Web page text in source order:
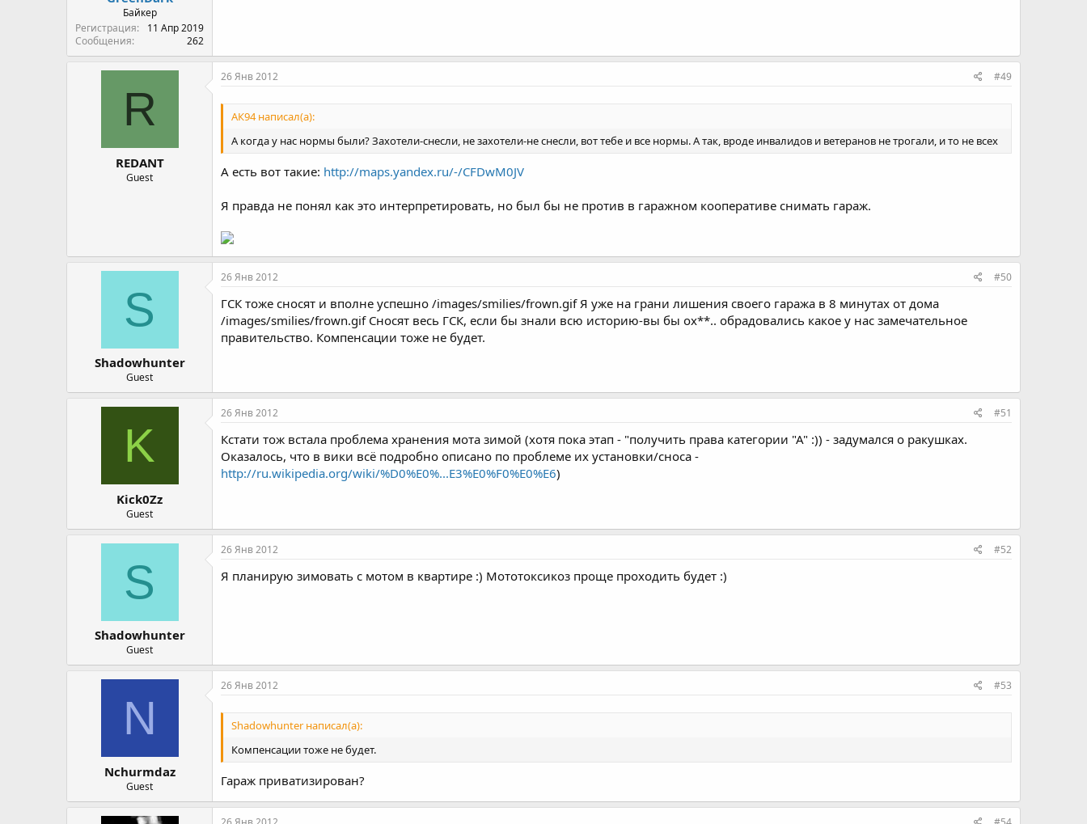
Байкер
Регистрация
11 Апр 2019
Сообщения
262
R
REDANT
Guest
26 Янв 2012 #49
АК94 написал(а):
А когда у нас нормы были? Захотели-снесли, не захотели-не снесли, вот тебе и все нормы. А так, вроде инвалидов и ветеранов не трогали, и то не всех
А есть вот такие: http://maps.yandex.ru/-/CFDwM0JV
Я правда не понял как это интерпретировать, но был бы не против в гаражном кооперативе снимать гараж.
S
Shadowhunter
Guest
26 Янв 2012 #50
ГСК тоже сносят и вполне успешно /images/smilies/frown.gif Я уже на грани лишения своего гаража в 8 минутах от дома
/images/smilies/frown.gif Сносят весь ГСК, если бы знали всю историю-вы бы ох**.. обрадовались какое у нас замечательное
правительство. Компенсации тоже не будет.
K
Kick0Zz
Guest
26 Янв 2012 #51
Кстати тож встала проблема хранения мота зимой (хотя пока этап - "получить права категории "А" :)) - задумался о ракушках.
Оказалось, что в вики всё подробно описано по проблеме их установки/сноса -
http://ru.wikipedia.org/wiki/%D0%E0%...E3%E0%F0%E0%E6)
S
Shadowhunter
Guest
26 Янв 2012 #52
Я планирую зимовать с мотом в квартире :) Мототоксикоз проще проходить будет :)
N
Nchurmdaz
Guest
26 Янв 2012 #53
Shadowhunter написал(а):
Компенсации тоже не будет.
Гараж приватизирован?